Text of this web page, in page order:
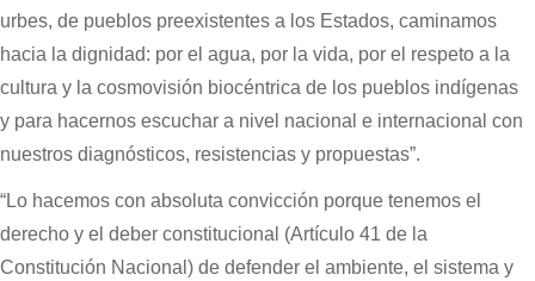
urbes, de pueblos preexistentes a los Estados, caminamos
hacia la dignidad: por el agua, por la vida, por el respeto a la
cultura y la cosmovisión biocéntrica de los pueblos indígenas
y para hacernos escuchar a nivel nacional e internacional con
nuestros diagnósticos, resistencias y propuestas”.
“Lo hacemos con absoluta convicción porque tenemos el
derecho y el deber constitucional (Artículo 41 de la
Constitución Nacional) de defender el ambiente, el sistema y